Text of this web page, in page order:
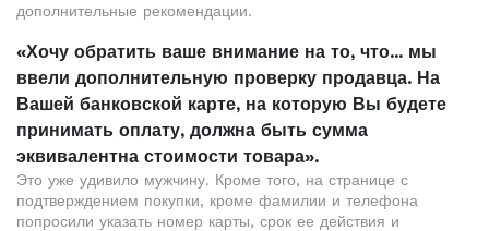
дополнительные рекомендации.
«Хочу обратить ваше внимание на то, что... мы
ввели дополнительную проверку продавца. На
Вашей банковской карте, на которую Вы будете
принимать оплату, должна быть сумма
эквивалентна стоимости товара».
Это уже удивило мужчину. Кроме того, на странице с
подтверждением покупки, кроме фамилии и телефона
попросили указать номер карты, срок ее действия и